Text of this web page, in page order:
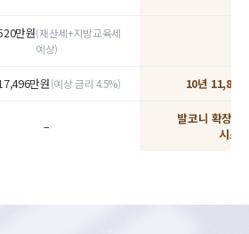
만원(재산세+지방교육세
예상)
만원(예상 금리 4.5%) 10년 11,856
–
발코니 확장비
시스